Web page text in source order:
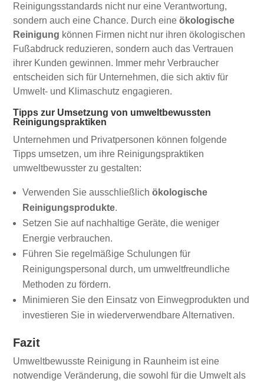
Reinigungsstandards nicht nur eine Verantwortung,
sondern auch eine Chance. Durch eineökologische
Reinigung können Firmen nicht nur ihren ökologischen
Fußabdruck reduzieren, sondern auch das Vertrauen
ihrer Kunden gewinnen. Immer mehr Verbraucher
entscheiden sich für Unternehmen, die sich aktiv für
Umwelt- und Klimaschutz engagieren.
Tipps zur Umsetzung von umweltbewussten
Reinigungspraktiken
Unternehmen und Privatpersonen können folgende
Tipps umsetzen, um ihre Reinigungspraktiken
umweltbewusster zu gestalten:
Verwenden Sie ausschließlichökologische
Reinigungsprodukte.
Setzen Sie auf nachhaltige Geräte, die weniger
Energie verbrauchen.
Führen Sie regelmäßige Schulungen für
Reinigungspersonal durch, um umweltfreundliche
Methoden zu fördern.
Minimieren Sie den Einsatz von Einwegprodukten und
investieren Sie in wiederverwendbare Alternativen.
Fazit
Umweltbewusste Reinigung in Raunheim ist eine
notwendige Veränderung, die sowohl für die Umwelt als